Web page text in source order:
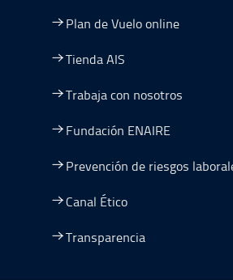
Plan de Vuelo online
Tienda AIS
Trabaja con nosotros
Fundación ENAIRE
Prevención de riesgos
Canal Ético
Transparencia